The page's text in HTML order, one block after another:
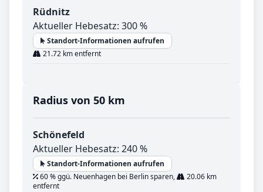
Rüdnitz
Aktueller Hebesatz: 300 %
Standort-Informationen aufrufen
21.72 km entfernt
Radius von 50 km
Schönefeld
Aktueller Hebesatz: 240 %
Standort-Informationen aufrufen
60 % ggü. Neuenhagen bei Berlin sparen,
20.06 km
entfernt